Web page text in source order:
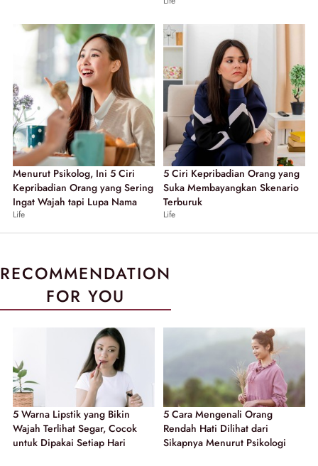
Menurut Psikolog, Ini 5 Ciri
Kepribadian Orang yang Sering
Ingat Wajah tapi Lupa Nama
Life
5 Ciri Kepribadian Orang yang
Suka Membayangkan Skenario
Terburuk
Life
RECOMMENDATION
FOR YOU
5 Warna Lipstik yang Bikin
Wajah Terlihat Segar, Cocok
untuk Dipakai Setiap Hari
5 Cara Mengenali Orang
Rendah Hati Dilihat dari
Sikapnya Menurut Psikologi